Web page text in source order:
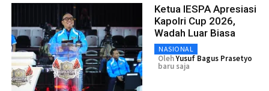
Ketua IESPA Apresiasi
Kapolri Cup 2026,
Wadah Luar Biasa
NASIONAL
OlehYusuf Bagus Prasetyo
baru saja